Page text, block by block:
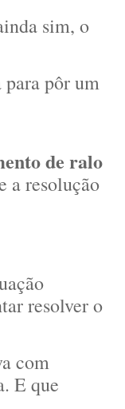
sim, o
para pôr um
de ralo
a resolução
resolver o
com
E que